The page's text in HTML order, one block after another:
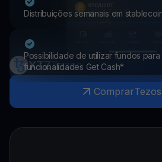
Distribuições semanais em
Possibilidade de utilizar fundos
funcionalidades Get Cash*
XTZTezos
ComprarTezos